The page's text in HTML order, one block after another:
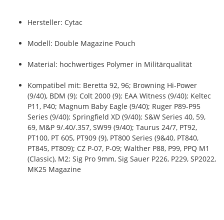
Hersteller: Cytac
Modell: Double Magazine Pouch
Material: hochwertiges Polymer in Militärqualität
Kompatibel mit: Beretta 92, 96; Browning Hi-Power
(9/40), BDM (9); Colt 2000 (9); EAA Witness (9/40); Keltec
P11, P40; Magnum Baby Eagle (9/40); Ruger P89-P95
Series (9/40); Springfield XD (9/40); S&W Series 40, 59,
69, M&P 9/.40/.357, SW99 (9/40); Taurus 24/7, PT92,
PT100, PT 605, PT909 (9), PT800 Series (9&40, PT840,
PT845, PT809); CZ P-07, P-09; Walther P88, P99, PPQ M1
(Classic), M2; Sig Pro 9mm, Sig Sauer P226, P229, SP2022,
MK25 Magazine